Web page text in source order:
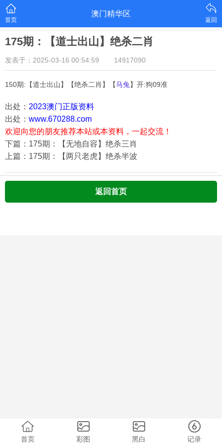
首页
澳门精华区
返回
175期：【道士出山】绝杀二肖
发表于：2025-03-16 00:54:59 14917090
150期:【道士出山】【绝杀二肖】【马兔 】开:狗09准
出处： 2023澳门正版资料
出处： www.670288.com
欢迎向您的朋友推荐本站或本资料，一起交流！
下篇：175期：【无地自容】绝杀三肖
上篇：175期：【两只老虎】绝杀半波
返回首页
首页 彩图 黑白 记录